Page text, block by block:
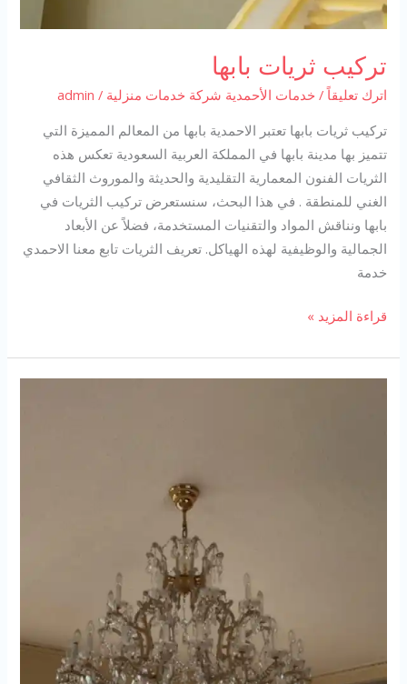
تركيب ثريات بابها
اترك تعليقاً / خدمات الأحمدية شركة خدمات منزلية /
admin
تركيب ثريات بابها تعتبر الاحمدية بابها من المعالم المميزة التي
تتميز بها مدينة بابها في المملكة العربية السعودية تعكس هذه
الثريات الفنون المعمارية التقليدية والحديثة والموروث الثقافي
الغني للمنطقة . في هذا البحث، سنستعرض تركيب الثريات في
بابها ونناقش المواد والتقنيات المستخدمة، فضلاً عن الأبعاد
الجمالية والوظيفية لهذه الهياكل. تعريف الثريات تابع معنا الاحمدي
خدمة
تركيب
بابها
قراءة المزيد »